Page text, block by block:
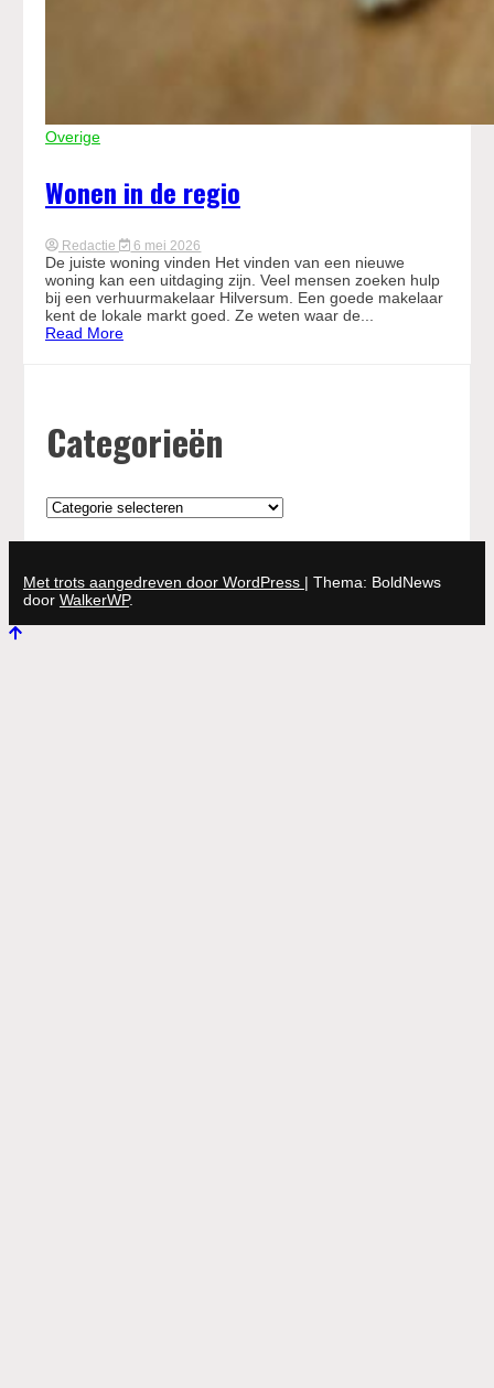
Overige
Wonen in de regio
Redactie 6 mei 2026
De juiste woning vinden Het vinden van een nieuwe
woning kan een uitdaging zijn. Veel mensen zoeken hulp
bij een verhuurmakelaar Hilversum. Een goede makelaar
kent de lokale markt goed. Ze weten waar de...
Read More
Categorieën
Categorieën
Met trots aangedreven door WordPress | Thema: BoldNews
door WalkerWP.